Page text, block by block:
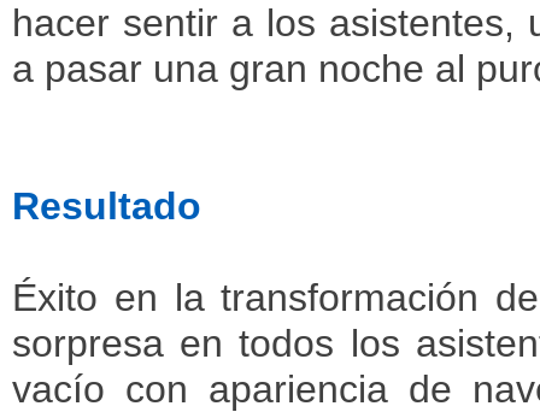
hacer sentir a los asistentes,
a pasar una gran noche al
Resultado
Éxito en la transformación
sorpresa en todos los
vacío con apariencia de